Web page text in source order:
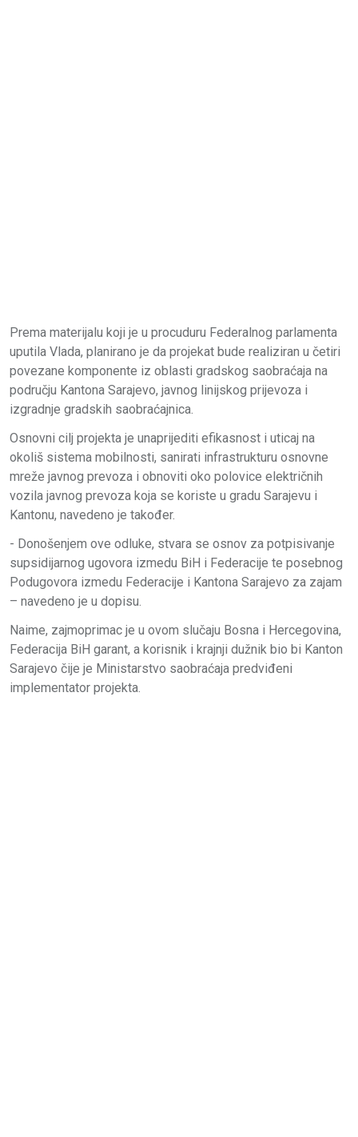
Prema materijalu koji je u procuduru Federalnog parlamenta
uputila Vlada, planirano je da projekat bude realiziran u četiri
povezane komponente iz oblasti gradskog saobraćaja na
području Kantona Sarajevo, javnog linijskog prijevoza i
izgradnje gradskih saobraćajnica.
Osnovni cilj projekta je unaprijediti efikasnost i uticaj na
okoliš sistema mobilnosti, sanirati infrastrukturu osnovne
mreže javnog prevoza i obnoviti oko polovice električnih
vozila javnog prevoza koja se koriste u gradu Sarajevu i
Kantonu, navedeno je također.
- Donošenjem ove odluke, stvara se osnov za potpisivanje
supsidijarnog ugovora izmedu BiH i Federacije te posebnog
Podugovora izmedu Federacije i Kantona Sarajevo za zajam
– navedeno je u dopisu.
Naime, zajmoprimac je u ovom slučaju Bosna i Hercegovina,
Federacija BiH garant, a korisnik i krajnji dužnik bio bi Kanton
Sarajevo čije je Ministarstvo saobraćaja predviđeni
implementator projekta.